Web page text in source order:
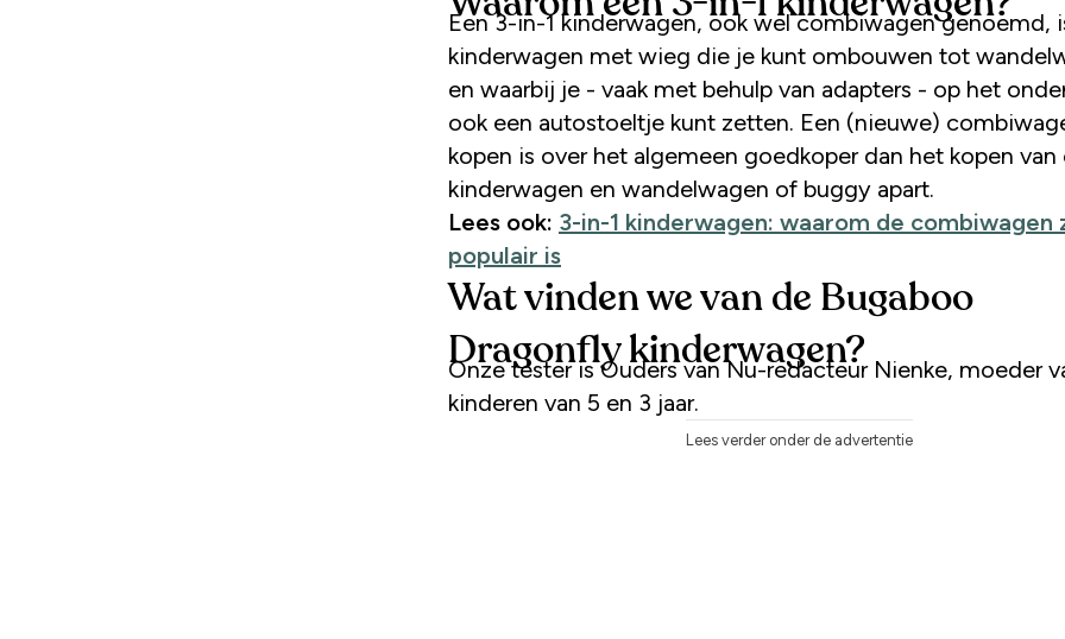
Een 3-in-1 kinderwagen, ook wel combiwagen genoemd, is een
kinderwagen met wieg die je kunt ombouwen tot
en waarbij je - vaak met behulp van adapters - op het
ook een autostoeltje kunt zetten. Een (nieuwe)
kopen is over het algemeen goedkoper dan het kopen van
kinderwagen en wandelwagen of buggy apart.
Lees ook: 3-in-1 kinderwagen: waarom de combiwagen
populair is
Wat vinden we van de Bugaboo
Dragonfly kinderwagen?
Onze tester is Ouders van Nu-redacteur Nienke, moeder
kinderen van 5 en 3 jaar.
Lees verder onder de advertentie